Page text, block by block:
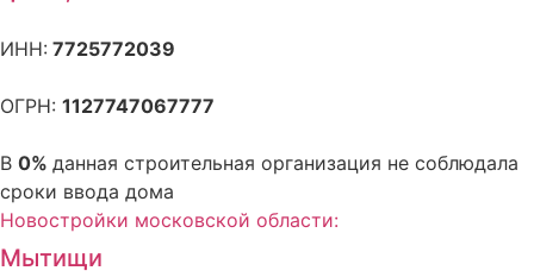
ИНН: 7725772039
ОГРН: 1127747067777
В 0% данная строительная организация не соблюдала
сроки ввода дома
Новостройки московской области:
Мытищи